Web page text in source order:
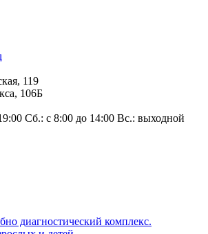
119
106Б
Сб.: с 8:00 до 14:00 Вс.: выходной